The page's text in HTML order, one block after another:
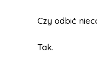
Czy odbić
Tak.